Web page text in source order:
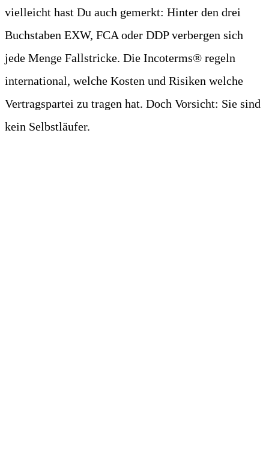
vielleicht hast Du auch gemerkt: Hinter den drei
Buchstaben EXW, FCA oder DDP verbergen sich
jede Menge Fallstricke. Die Incoterms® regeln
international, welche Kosten und Risiken welche
Vertragspartei zu tragen hat. Doch Vorsicht: Sie sind
kein Selbstläufer.